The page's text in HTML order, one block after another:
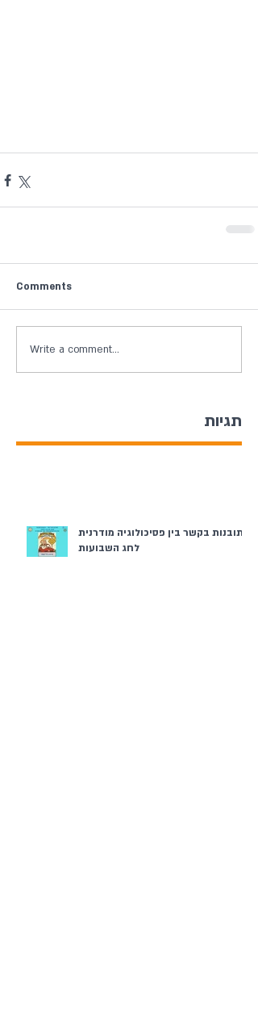
Comments
Write a comment...
תגיות
תובנות בקשר בין פסיכולוגיה מודרנית
לחג השבועות